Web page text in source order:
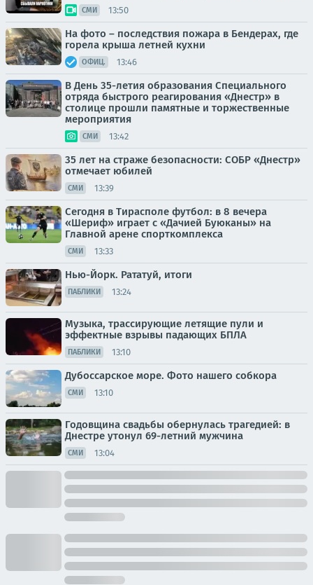
СМИ 13:50
На фото – последствия пожара в Бендерах, где
горела крыша летней кухни
ОФИЦ. 13:46
В День 35-летия образования Специального
отряда быстрого реагирования «Днестр» в
столице прошли памятные и торжественные
мероприятия
СМИ 13:42
35 лет на страже безопасности: СОБР «Днестр»
отмечает юбилей
СМИ 13:39
Сегодня в Тирасполе футбол: в 8 вечера
«Шериф» играет с «Дачией Буюканы» на
Главной арене спорткомплекса
СМИ 13:33
Нью-Йорк. Рататуй, итоги
ПАБЛИКИ 13:24
Музыка, трассирующие летящие пули и
эффектные взрывы падающих БПЛА
ПАБЛИКИ 13:10
Дубоссарское море. Фото нашего собкора
СМИ 13:10
Годовщина свадьбы обернулась трагедией: в
Днестре утонул 69-летний мужчина
СМИ 13:04